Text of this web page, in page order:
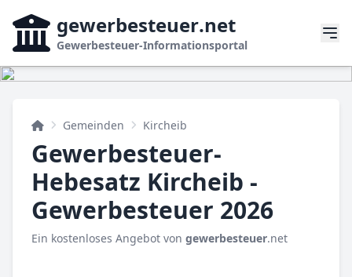
gewerbesteuer.net
Gewerbesteuer-Informationsportal
Gemeinden Kircheib
Gewerbesteuer-
Hebesatz Kircheib -
Gewerbesteuer 2026
Ein kostenloses Angebot von gewerbesteuer.net